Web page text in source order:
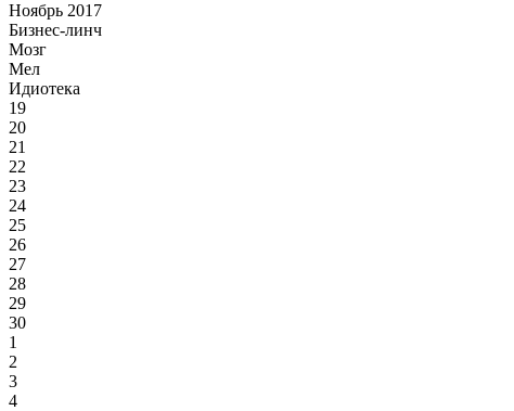
Ноябрь 2017
Бизнес-линч
Мозг
Мел
Идиотека
19
20
21
22
23
24
25
26
27
28
29
30
1
2
3
4